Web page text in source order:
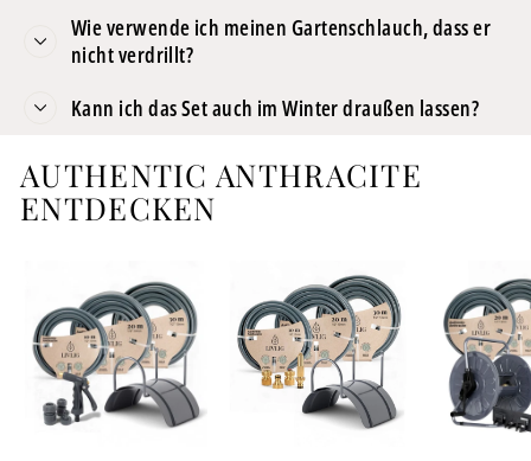
Wie verwende ich meinen Gartenschlauch, dass er
nicht verdrillt?
Kann ich das Set auch im Winter draußen lassen?
AUTHENTIC ANTHRACITE
ENTDECKEN